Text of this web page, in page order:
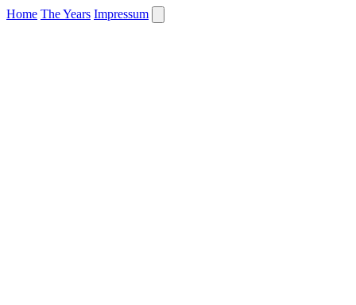
Home The Years Impressum